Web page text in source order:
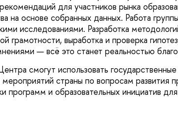
для участников рынка
на основе собранных данных. Работа
исследованиями. Разработка
грамотности, выработка и проверка
— всё это станет реальностью
смогут использовать
страны по вопросам развития
программ и образовательных инициатив